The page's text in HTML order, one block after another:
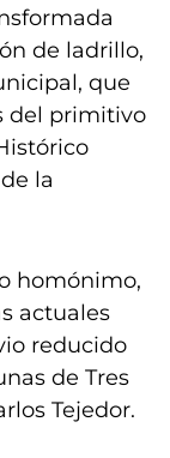
de ladrillo,
que
del primitivo
la
homónimo,
actuales
reducido
de Tres
Tejedor.